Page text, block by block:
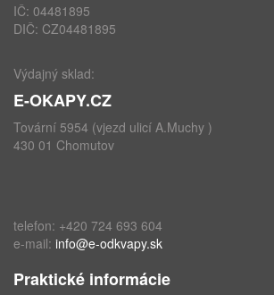
IČ: 04481895
DIČ: CZ04481895
Výdajný sklad:
E-OKAPY.CZ
Tovární 5954 (vjezd ulicí A.Muchy )
430 01 Chomutov
telefon: +420 724 693 604
e-mail: info@e-odkvapy.sk
Praktické informácie